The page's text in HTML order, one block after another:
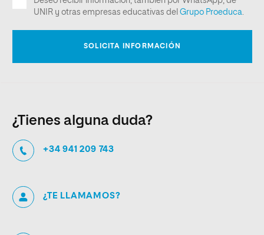
¿Tienes alguna duda?
+34 941 209 743
¿TE LLAMAMOS?